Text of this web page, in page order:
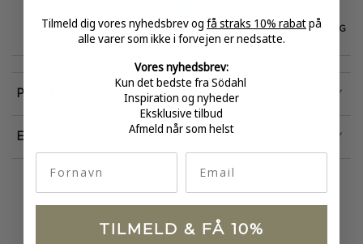
GRATIS FRAGT
over 499
E-MÆRKET
certificeret
HURTIG LEVERING
1-3 hverdage
Egenskaber
Produktinformation
Tilmeld dig vores nyhedsbrev og få straks 10% rabatpå
alle varer som ikke i forvejen er nedsatte.
Vores nyhedsbrev:
Kun det bedste fra Södahl
Inspiration og nyheder
Eksklusive tilbud
Afmeld når som helst
TILMELD & FÅ 10%